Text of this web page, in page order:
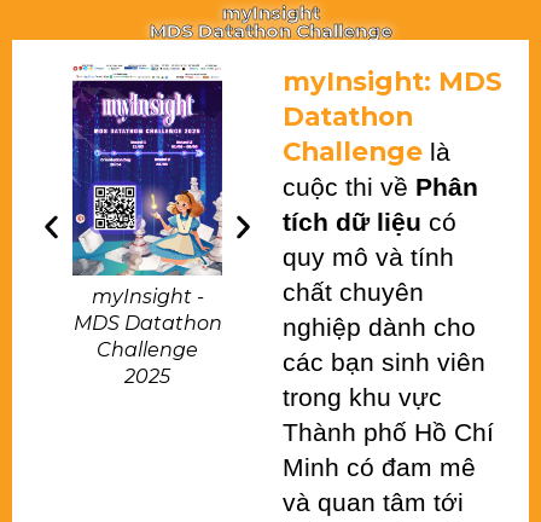
myInsight
MDS Datathon Challenge
myInsight -
MDS Datathon
Challenge
2025
myInsight -
MDS Datathon
Challenge
2024
myInsight -
MDS Datathon
Challenge
2023
myInsight: MDS
Datathon
Challenge là
cuộc thi về Phân
tích dữ liệu có
quy mô và tính
chất chuyên
nghiệp dành cho
các bạn sinh viên
trong khu vực
Thành phố Hồ Chí
Minh có đam mê
và quan tâm tới